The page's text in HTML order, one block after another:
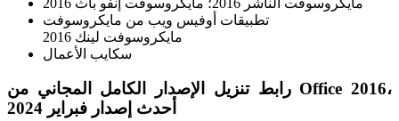
مايكروسوفت الناشر 2016؛ مايكروسوفت إنفو باث 2016
تطبيقات أوفيس ويب من مايكروسوفت
مايكروسوفت لينك 2016
سكايب الأعمال
رابط تنزيل الإصدار الكامل المجاني من Office 2016،
أحدث إصدار فبراير 2024